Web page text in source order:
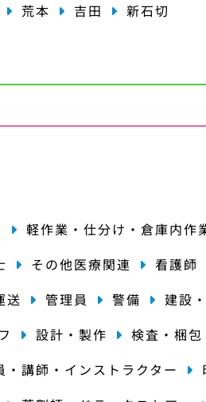
荒本 吉田 新石切
軽作業・仕分け・倉庫内作
その他医療関連
看護師
送 管理員 警備
建設
設計・製作
検査・梱包
・講師・インストラクター